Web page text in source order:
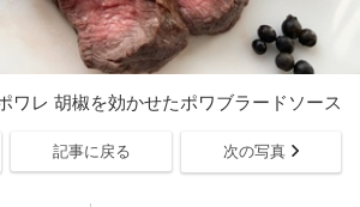
ワレ 胡椒を効かせたポワブラードソース
記事に戻る 次の写真